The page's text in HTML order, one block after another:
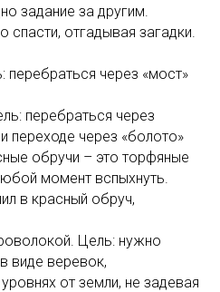
задание за другим.
отгадывая загадки.
перебраться через «мост»
перебраться через
переходе через «болото»
обручи – это торфяные
момент вспыхнуть.
в красный обруч,
Цель: нужно
виде веревок,
от земли, не задевая